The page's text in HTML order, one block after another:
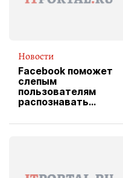
Новости
Facebook поможет
слепым
пользователям
распознавать